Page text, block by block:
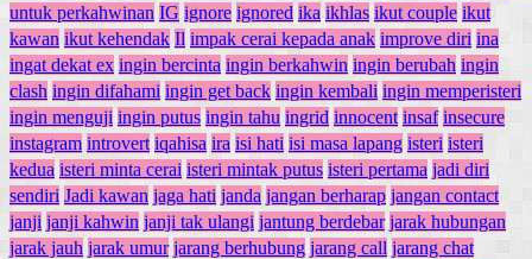
untuk perkahwinan IG ignore ignored ika ikhlas ikut couple ikut
kawan ikut kehendak Il impak cerai kepada anak improve diri ina
ingat dekat ex ingin bercinta ingin berkahwin ingin berubah ingin
clash ingin difahami ingin get back ingin kembali ingin memperisteri
ingin menguji ingin putus ingin tahu ingrid innocent insaf insecure
instagram introvert iqahisa ira isi hati isi masa lapang isteri isteri
kedua isteri minta cerai isteri mintak putus isteri pertama jadi diri
sendiri Jadi kawan jaga hati janda jangan berharap jangan contact
janji janji kahwin janji tak ulangi jantung berdebar jarak hubungan
jarak jauh jarak umur jarang berhubung jarang call jarang chat